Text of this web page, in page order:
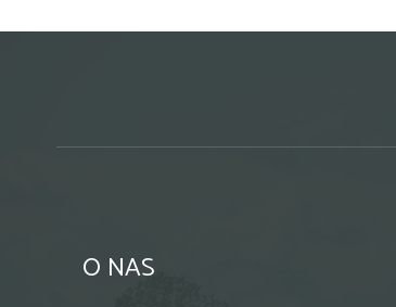
O NAS